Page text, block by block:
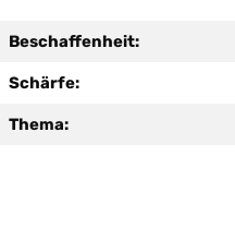
Beschaffenheit:
Schärfe:
Thema: